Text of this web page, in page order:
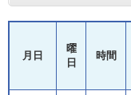
月日
曜
日
時間